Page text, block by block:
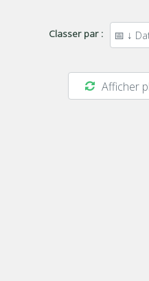
Classer par :
Afficher